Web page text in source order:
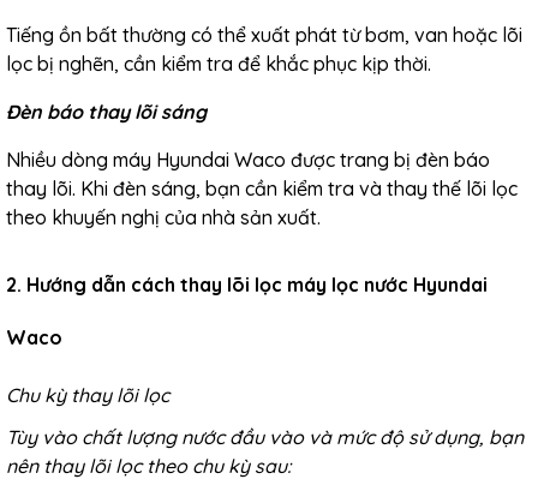
Tiếng ồn bất thường có thể xuất phát từ bơm, van hoặc lõi
lọc bị nghẽn, cần kiểm tra để khắc phục kịp thời.
Đèn báo thay lõi sáng
Nhiều dòng máy Hyundai Waco được trang bị đèn báo
thay lõi. Khi đèn sáng, bạn cần kiểm tra và thay thế lõi lọc
theo khuyến nghị của nhà sản xuất.
2. Hướng dẫn cách thay lõi lọc máy lọc nước Hyundai
Waco
Chu kỳ thay lõi lọc
Tùy vào chất lượng nước đầu vào và mức độ sử dụng, bạn
nên thay lõi lọc theo chu kỳ sau: